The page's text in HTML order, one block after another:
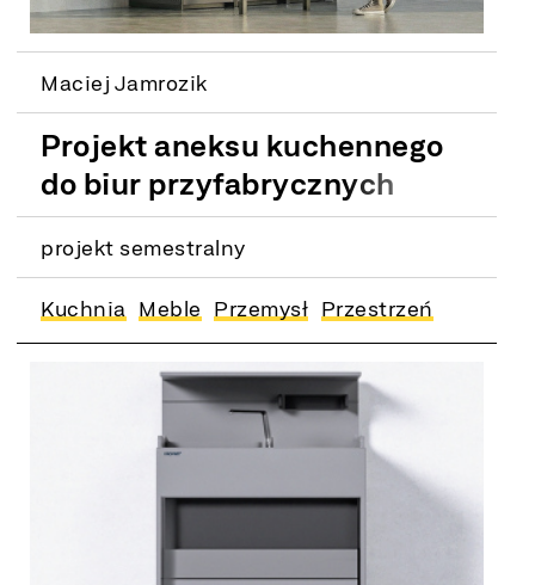
Maciej Jamrozik
Projekt aneksu kuchennego
do biur przyfabrycznych
projekt semestralny
Kuchnia Meble Przemysł Przestrzeń